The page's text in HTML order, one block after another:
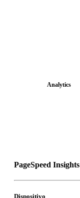
Analytics
PageSpeed Insights
Dispositivo